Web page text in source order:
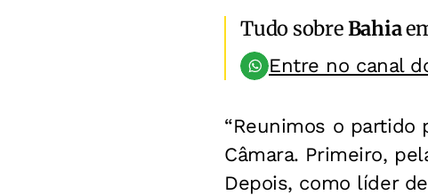
Tudo sobreBahia
Entre no canal
“Reunimos o partido
Câmara. Primeiro,
Depois, como líder